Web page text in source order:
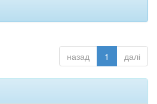
назад 1 далі